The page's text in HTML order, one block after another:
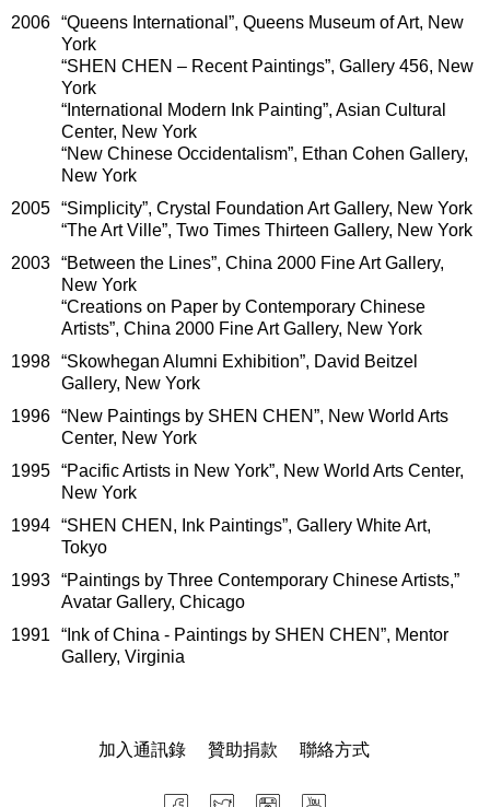
2006 “Queens International”, Queens Museum of Art, New
York
“SHEN CHEN – Recent Paintings”, Gallery 456, New
York
“International Modern Ink Painting”, Asian Cultural
Center, New York
“New Chinese Occidentalism”, Ethan Cohen Gallery,
New York
2005 “Simplicity”, Crystal Foundation Art Gallery, New York
“The Art Ville”, Two Times Thirteen Gallery, New York
2003 “Between the Lines”, China 2000 Fine Art Gallery,
New York
“Creations on Paper by Contemporary Chinese
Artists”, China 2000 Fine Art Gallery, New York
1998 “Skowhegan Alumni Exhibition”, David Beitzel
Gallery, New York
1996 “New Paintings by SHEN CHEN”, New World Arts
Center, New York
1995 “Pacific Artists in New York”, New World Arts Center,
New York
1994 “SHEN CHEN, Ink Paintings”, Gallery White Art,
Tokyo
1993 “Paintings by Three Contemporary Chinese Artists,”
Avatar Gallery, Chicago
1991
“Ink of China - Paintings by SHEN CHEN”, Mentor
Gallery, Virginia
加入通訊錄 贊助捐款 聯絡方式